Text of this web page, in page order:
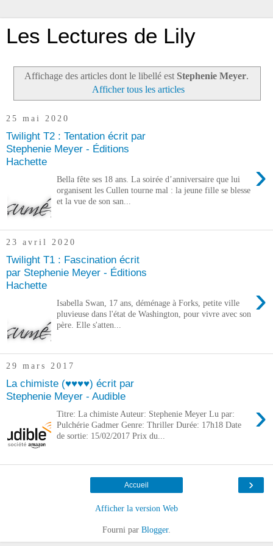
Les Lectures de Lily
Affichage des articles dont le libellé est Stephenie Meyer.
Afficher tous les articles
25 mai 2020
Twilight T2 : Tentation écrit par
Stephenie Meyer - Éditions
Hachette
›
Bella fête ses 18 ans. La soirée d’anniversaire que lui
organisent les Cullen tourne mal : la jeune fille se blesse
et la vue de son san...
23 avril 2020
Twilight T1 : Fascination écrit
par Stephenie Meyer - Éditions
Hachette
›
Isabella Swan, 17 ans, déménage à Forks, petite ville
pluvieuse dans l'état de Washington, pour vivre avec son
père. Elle s'atten...
29 mars 2017
La chimiste (♥♥♥♥) écrit par
Stephenie Meyer - Audible
›
Titre: La chimiste Auteur: Stephenie Meyer Lu par:
Pulchérie Gadmer Genre: Thriller Durée: 17h18 Date
de sortie: 15/02/2017 Prix du...
›
Accueil
Afficher la version Web
Fourni par Blogger.